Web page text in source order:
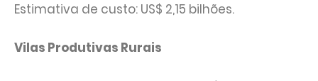
Estimativa de custo: US$ 2,15 bilhões.
Vilas Produtivas Rurais